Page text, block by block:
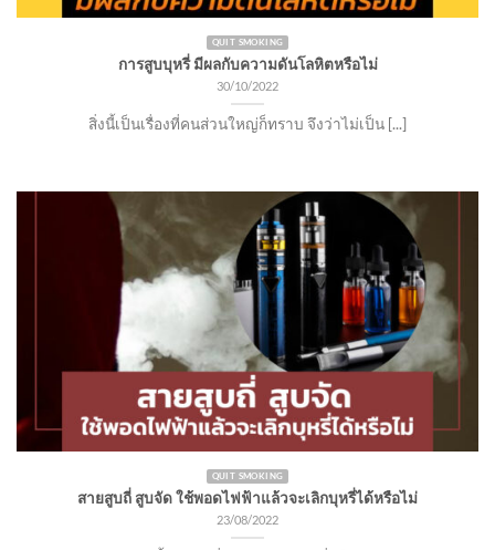
QUIT SMOKING
การสูบบุหรี่ มีผลกับความดันโลหิตหรือไม่
30/10/2022
สิ่งนี้เป็นเรื่องที่คนส่วนใหญ่ก็ทราบ จึงว่าไม่เป็น [...]
QUIT SMOKING
สายสูบถี่ สูบจัด ใช้พอดไฟฟ้าแล้วจะเลิกบุหรี่ได้หรือไม่
23/08/2022